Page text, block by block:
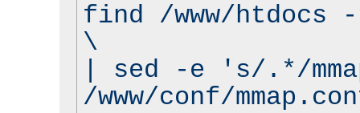
find /www/
\
| sed -e 's/.*/
/www/conf/